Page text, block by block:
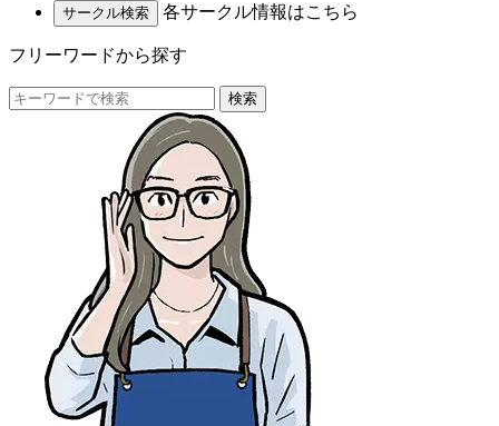
サークル検索
各サークル情報はこちら
フリーワードから探す
検索